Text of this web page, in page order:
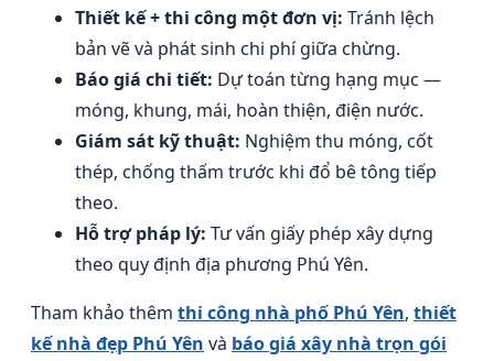
Thiết kế + thi công một đơn vị: Tránh lệch
bản vẽ và phát sinh chi phí giữa chừng.
Báo giá chi tiết: Dự toán từng hạng mục —
móng, khung, mái, hoàn thiện, điện nước.
Giám sát kỹ thuật: Nghiệm thu móng, cốt
thép, chống thấm trước khi đổ bê tông tiếp
theo.
Hỗ trợ pháp lý: Tư vấn giấy phép xây dựng
theo quy định địa phương Phú Yên.
Tham khảo thêm thi công nhà phố Phú Yên, thiết
kế nhà đẹp Phú Yên và báo giá xây nhà trọn gói